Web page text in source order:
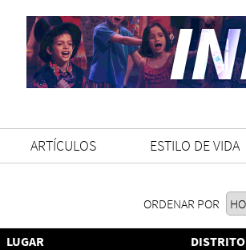
ARTÍCULOS ESTILO DE VIDA
ORDENAR POR
LUGAR DISTRITO